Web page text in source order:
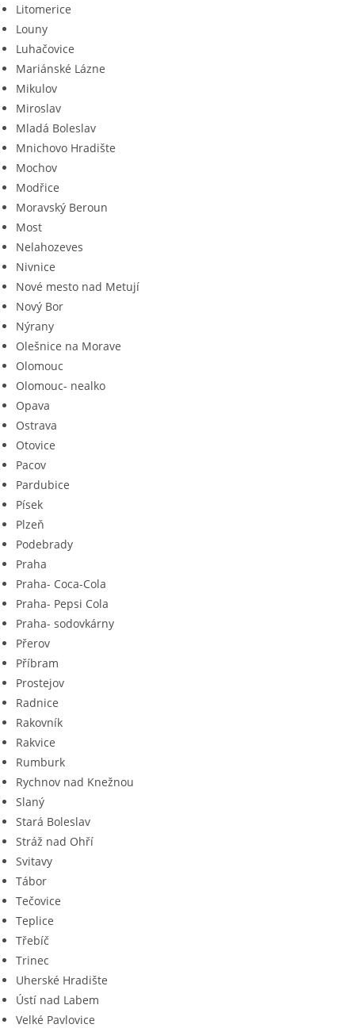
Litomerice
Louny
Luhačovice
Mariánské Lázne
Mikulov
Miroslav
Mladá Boleslav
Mnichovo Hradište
Mochov
Modřice
Moravský Beroun
Most
Nelahozeves
Nivnice
Nové mesto nad Metují
Nový Bor
Nýrany
Olešnice na Morave
Olomouc
Olomouc- nealko
Opava
Ostrava
Otovice
Pacov
Pardubice
Písek
Plzeň
Podebrady
Praha
Praha- Coca-Cola
Praha- Pepsi Cola
Praha- sodovkárny
Přerov
Příbram
Prostejov
Radnice
Rakovník
Rakvice
Rumburk
Rychnov nad Knežnou
Slaný
Stará Boleslav
Stráž nad Ohří
Svitavy
Tábor
Tečovice
Teplice
Třebíč
Trinec
Uherské Hradište
Ústí nad Labem
Velké Pavlovice